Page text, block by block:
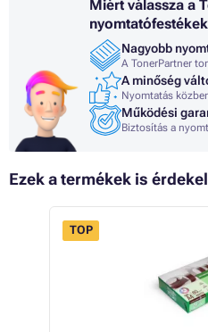
Miért válassza a
Nagyobb
A TonerPartner
A minőség
Nyomtatás
Működési
Biztosítás a
Ezek a termékek is
TOP